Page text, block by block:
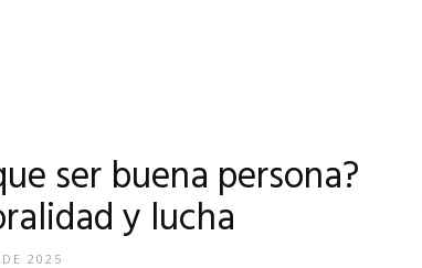
ser buena persona?
y lucha
2025